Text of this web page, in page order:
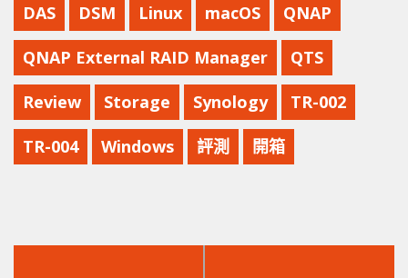
DAS DSM Linux macOS QNAP
QNAP External RAID Manager QTS
Review Storage Synology TR-002
TR-004 Windows 評測 開箱